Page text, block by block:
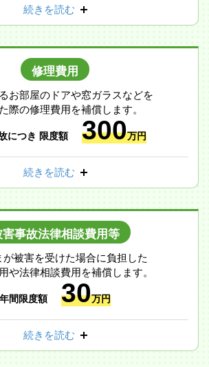
続きを読む
修理費用
お部屋のドアや窓ガラスなどを
際の修理費用を補償します。
につき 限度額 300万円
続きを読む
害事故法律相談費用等
が被害を受けた場合に負担した
や法律相談費用を補償します。
年間限度額 30万円
続きを読む